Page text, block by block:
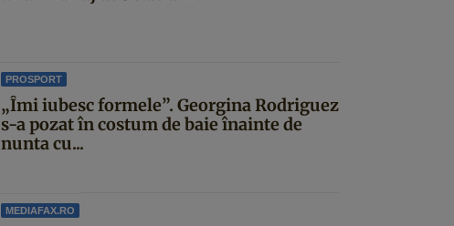
PROSPORT
„Îmi iubesc formele”. Georgina Rodriguez
s-a pozat în costum de baie înainte de
nunta cu...
MEDIAFAX.RO